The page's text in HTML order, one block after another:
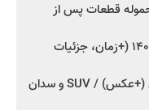
قطعات پس از
شروع فروش کوییک S سایپا -مرداد ۱۴۰۵ (+زمان، جزئیات
کرمان موتور به دنبال ۲ محصول جدید (+عکس) / SUV و سدان